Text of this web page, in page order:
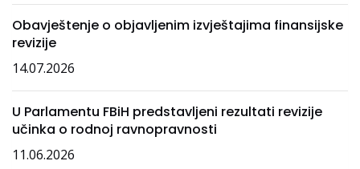
Obavještenje o objavljenim izvještajima finansijske
revizije
14.07.2026
U Parlamentu FBiH predstavljeni rezultati revizije
učinka o rodnoj ravnopravnosti
11.06.2026